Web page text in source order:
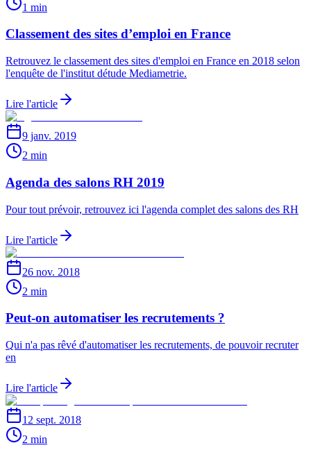
1 min
Classement des sites d’emploi en France
Retrouvez le classement des sites d'emploi en France en 2018 selon
l'enquête de l'institut détude Mediametrie.
Lire l'article
9 janv. 2019
2 min
Agenda des salons RH 2019
Pour tout prévoir, retrouvez ici l'agenda complet des salons des RH
Lire l'article
26 nov. 2018
2 min
Peut-on automatiser les recrutements ?
Qui n'a pas rêvé d'automatiser les recrutements, de pouvoir recruter
en
Lire l'article
12 sept. 2018
2 min